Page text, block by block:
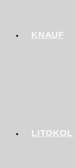
KNAUF
LITOKOL